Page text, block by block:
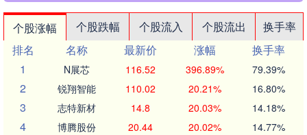
个股涨幅 个股跌幅 个股流入 个股流出
换手率
排名
名称 最新价 涨幅
换手率
1
N展芯 116.52 396.89% 79.39%
2 锐翔智能 110.02 20.21% 16.80%
3 志特新材 14.8 20.03% 14.18%
4 博腾股份 20.44 20.02% 14.77%